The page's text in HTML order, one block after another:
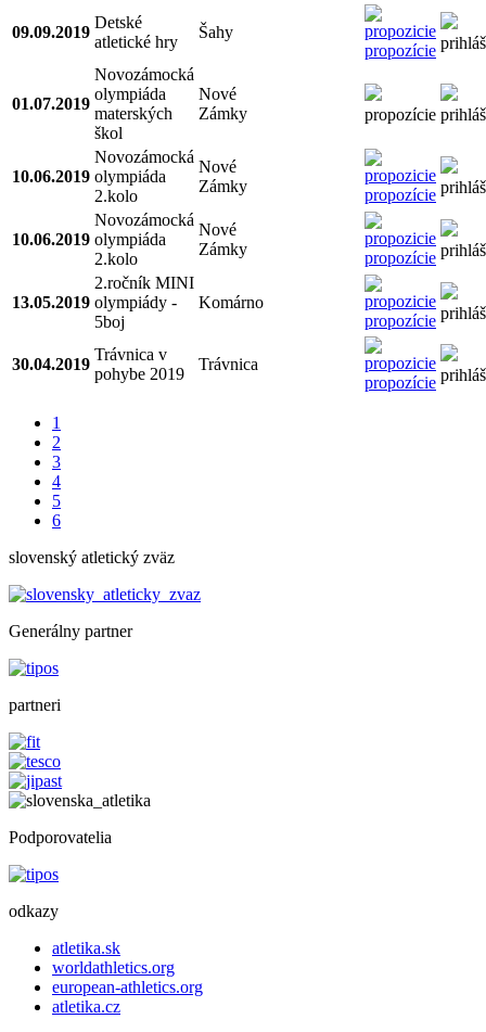
09.09.2019
Detské
atletické hry
Šahy
propozície
01.07.2019
Novozámocká
olympiáda
materských
škol
Nové
Zámky
propozície
10.06.2019
Novozámocká
olympiáda
2.kolo
Nové
Zámky
propozície
10.06.2019
Novozámocká
olympiáda
2.kolo
Nové
Zámky
propozície
13.05.2019
2.ročník MINI
olympiády -
5boj
Komárno
propozície
30.04.2019
Trávnica v
pohybe 2019
Trávnica
propozície
1
2
3
4
5
6
slovenský atletický zväz
Generálny partner
partneri
Podporovatelia
odkazy
atletika.sk
worldathletics.org
european-athletics.org
atletika.cz